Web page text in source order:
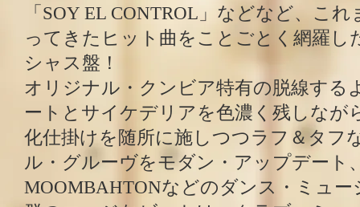
「SOY EL CONTROL」などなど、こ
ってきたヒット曲をことごとく網羅し
シャス盤！
オリジナル・クンビア特有の脱線する
ートとサイケデリアを色濃く残しなが
化仕掛けを随所に施しつつラフ＆タフ
ル・グルーヴをモダン・アップデート
MOOMBAHTONなどのダンス・ミュ